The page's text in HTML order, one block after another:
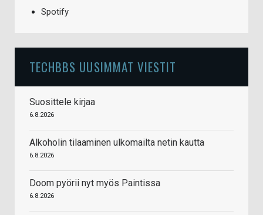
Spotify
TECHBBS UUSIMMAT VIESTIT
Suosittele kirjaa
6.8.2026
Alkoholin tilaaminen ulkomailta netin kautta
6.8.2026
Doom pyörii nyt myös Paintissa
6.8.2026